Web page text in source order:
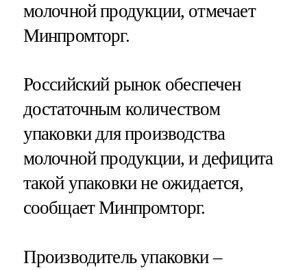
молочной продукции, отмечает
Минпромторг.
Российский рынок обеспечен
достаточным количеством
упаковки для производства
молочной продукции, и дефицита
такой упаковки не ожидается,
сообщает Минпромторг.
Производитель упаковки –